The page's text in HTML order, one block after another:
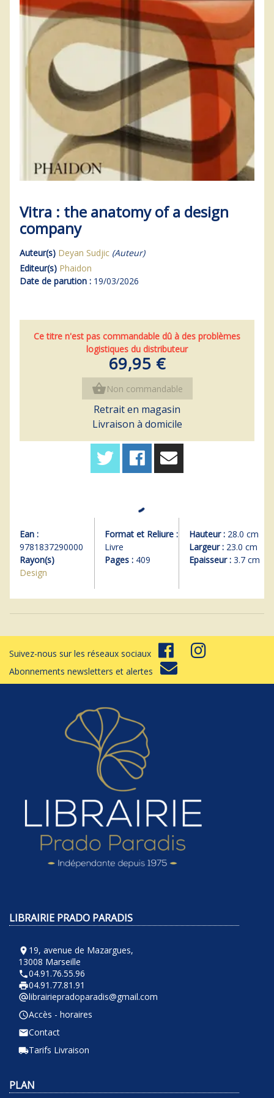
Vitra : the anatomy of a design
company
Auteur(s) Deyan Sudjic (Auteur)
Editeur(s) Phaidon
Date de parution : 19/03/2026
Ce titre n'est pas commandable dû à des problèmes
logistiques du distributeur
69,95 €
shopping_basketNon commandable
Retrait en magasin
Livraison à domicile
Ean :
9781837290000
Rayon(s)
Design
Format et Reliure :
Livre
Pages :409
Hauteur : 28.0 cm
Largeur : 23.0 cm
Epaisseur : 3.7 cm
Suivez-nous sur les réseaux sociaux
Abonnements newsletters et alertes
LIBRAIRIE PRADO PARADIS
room 19, avenue de Mazargues,
13008 Marseille
phone04.91.76.55.96
local_printshop04.91.77.81.91
alternate_emaillibrairiepradoparadis@gmail.com
query_builderAccès - horaires
emailContact
local_shippingTarifs Livraison
PLAN